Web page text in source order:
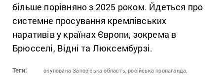
більше порівняно з 2025 роком. Йдеться про
системне просування кремлівських
наративів у країнах Європи, зокрема в
Брюсселі, Відні та Люксембурзі.
Теги: окупована Запорізька область, російська пропаганда,